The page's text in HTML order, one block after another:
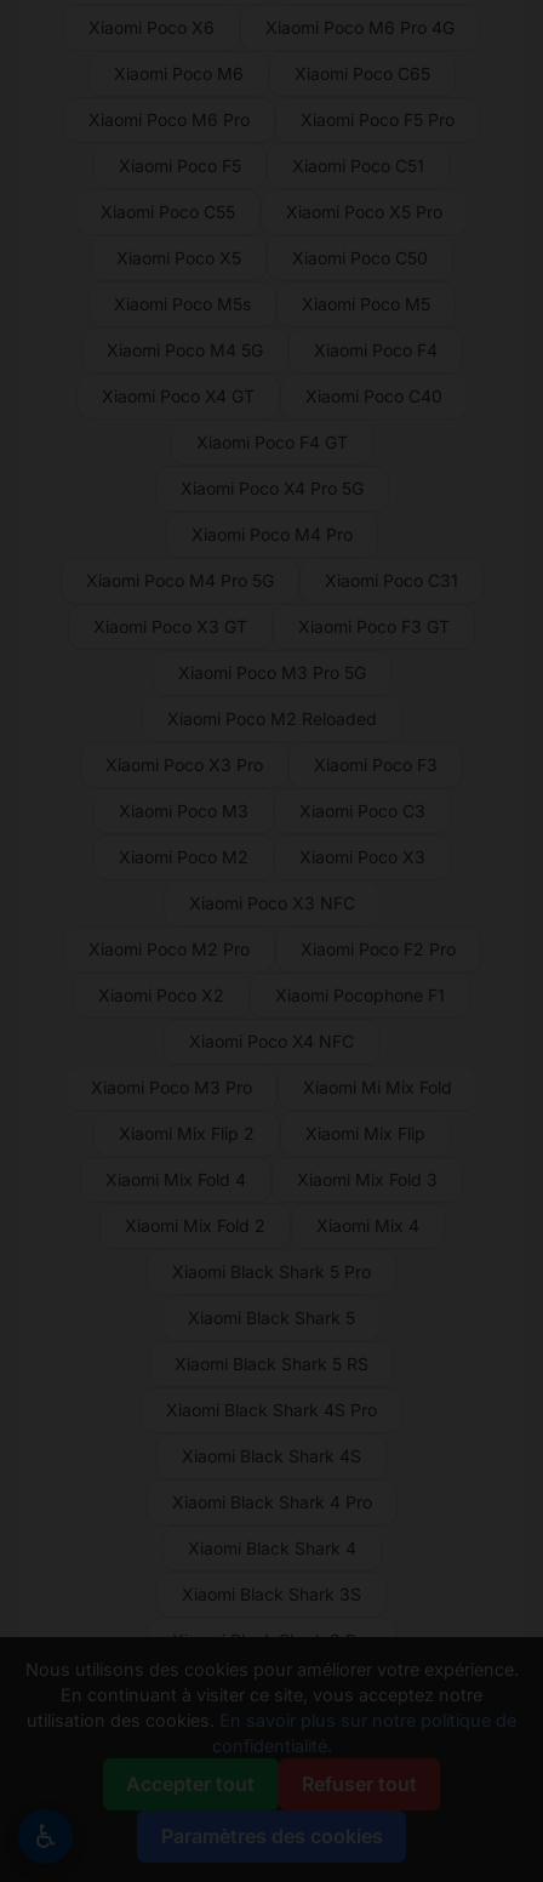
Xiaomi Poco X6 Xiaomi Poco M6 Pro 4G
Xiaomi Poco M6 Xiaomi Poco C65
Xiaomi Poco M6 Pro Xiaomi Poco F5 Pro
Xiaomi Poco F5 Xiaomi Poco C51
Xiaomi Poco C55 Xiaomi Poco X5 Pro
Xiaomi Poco X5 Xiaomi Poco C50
Xiaomi Poco M5s Xiaomi Poco M5
Xiaomi Poco M4 5G Xiaomi Poco F4
Xiaomi Poco X4 GT Xiaomi Poco C40
Xiaomi Poco F4 GT
Xiaomi Poco X4 Pro 5G
Xiaomi Poco M4 Pro
Xiaomi Poco M4 Pro 5G Xiaomi Poco C31
Xiaomi Poco X3 GT Xiaomi Poco F3 GT
Xiaomi Poco M3 Pro 5G
Xiaomi Poco M2 Reloaded
Xiaomi Poco X3 Pro Xiaomi Poco F3
Xiaomi Poco M3 Xiaomi Poco C3
Xiaomi Poco M2 Xiaomi Poco X3
Xiaomi Poco X3 NFC
Xiaomi Poco M2 Pro Xiaomi Poco F2 Pro
Xiaomi Poco X2 Xiaomi Pocophone F1
Xiaomi Poco X4 NFC
Xiaomi Poco M3 Pro Xiaomi Mi Mix Fold
Xiaomi Mix Flip 2 Xiaomi Mix Flip
Xiaomi Mix Fold 4 Xiaomi Mix Fold 3
Xiaomi Mix Fold 2 Xiaomi Mix 4
Xiaomi Black Shark 5 Pro
Xiaomi Black Shark 5
Xiaomi Black Shark 5 RS
Xiaomi Black Shark 4S Pro
Xiaomi Black Shark 4S
Xiaomi Black Shark 4 Pro
Xiaomi Black Shark 4
Xiaomi Black Shark 3S
Xiaomi Black Shark 3 Pro
Xiaomi Black Shark 3
Xiaomi Black Shark 2 Pro
Xiaomi Black Shark 2
Xiaomi Black Shark Helo
♿
Nous utilisons des cookies pour améliorer votre expérience.
En continuant à visiter ce site, vous acceptez notre
utilisation des cookies.
En savoir plus sur notre politique de
confidentialité.
Accepter tout Refuser tout
Paramètres des cookies